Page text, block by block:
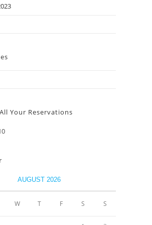
Your​ Reservations
AUGUST 2026
W T F S S